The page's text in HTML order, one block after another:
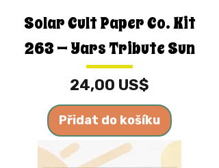
Solar Cult Paper Co. Kit
263 — Yars Tribute Sun
Cena
24,00 US$
Přidat do košíku